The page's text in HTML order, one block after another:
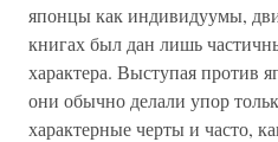
японцы как индивидуумы,
книгах был дан лишь
характера. Выступая против
они обычно делали упор
характерные черты и часто,